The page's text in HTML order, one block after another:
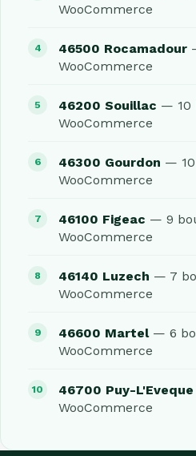
WooCommerce
46500 Rocamadour
WooCommerce
46200 Souillac — 10
WooCommerce
46300 Gourdon —
WooCommerce
46100 Figeac — 9
WooCommerce
46140 Luzech — 7
WooCommerce
46600 Martel— 6
WooCommerce
46700 Puy-L'Eveque
WooCommerce